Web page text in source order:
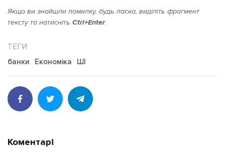
Якщо ви знайшли помилку, будь ласка, виділіть фрагмент
тексту та натисніть Ctrl+Enter.
банки Економіка ШІ
Коментарі